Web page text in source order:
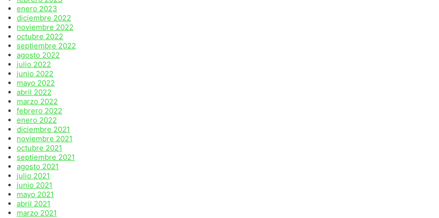
enero 2023
diciembre 2022
noviembre 2022
octubre 2022
septiembre 2022
agosto 2022
julio 2022
junio 2022
mayo 2022
abril 2022
marzo 2022
febrero 2022
enero 2022
diciembre 2021
noviembre 2021
octubre 2021
septiembre 2021
agosto 2021
julio 2021
junio 2021
mayo 2021
abril 2021
marzo 2021